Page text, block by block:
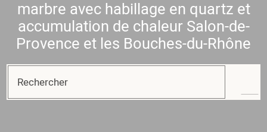
marbre avec habillage en quartz et
accumulation de chaleur Salon-de-
Provence et les Bouches-du-Rhône
Rechercher